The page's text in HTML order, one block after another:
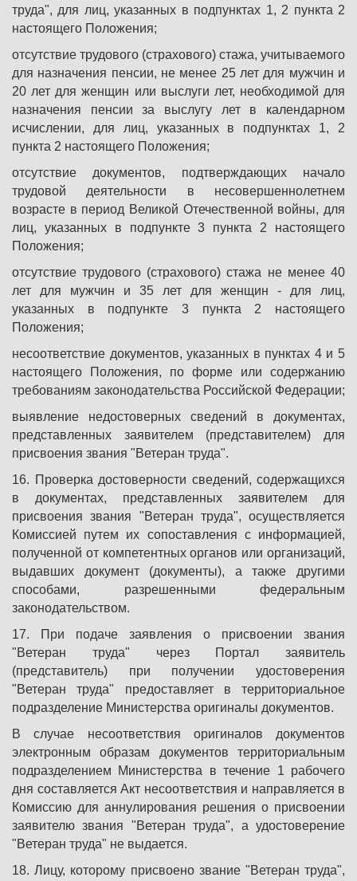
труда", для лиц, указанных в подпунктах 1, 2 пункта 2
настоящего Положения;
отсутствие трудового (страхового) стажа, учитываемого
для назначения пенсии, не менее 25 лет для мужчин и
20 лет для женщин или выслуги лет, необходимой для
назначения пенсии за выслугу лет в календарном
исчислении, для лиц, указанных в подпунктах 1, 2
пункта 2 настоящего Положения;
отсутствие документов, подтверждающих начало
трудовой деятельности в несовершеннолетнем
возрасте в период Великой Отечественной войны, для
лиц, указанных в подпункте 3 пункта 2 настоящего
Положения;
отсутствие трудового (страхового) стажа не менее 40
лет для мужчин и 35 лет для женщин - для лиц,
указанных в подпункте 3 пункта 2 настоящего
Положения;
несоответствие документов, указанных в пунктах 4 и 5
настоящего Положения, по форме или содержанию
требованиям законодательства Российской Федерации;
выявление недостоверных сведений в документах,
представленных заявителем (представителем) для
присвоения звания "Ветеран труда".
16. Проверка достоверности сведений, содержащихся
в документах, представленных заявителем для
присвоения звания "Ветеран труда", осуществляется
Комиссией путем их сопоставления с информацией,
полученной от компетентных органов или организаций,
выдавших документ (документы), а также другими
способами, разрешенными федеральным
законодательством.
17. При подаче заявления о присвоении звания
"Ветеран труда" через Портал заявитель
(представитель) при получении удостоверения
"Ветеран труда" предоставляет в территориальное
подразделение Министерства оригиналы документов.
В случае несоответствия оригиналов документов
электронным образам документов территориальным
подразделением Министерства в течение 1 рабочего
дня составляется Акт несоответствия и направляется в
Комиссию для аннулирования решения о присвоении
заявителю звания "Ветеран труда", а удостоверение
"Ветеран труда" не выдается.
18. Лицу, которому присвоено звание "Ветеран труда",